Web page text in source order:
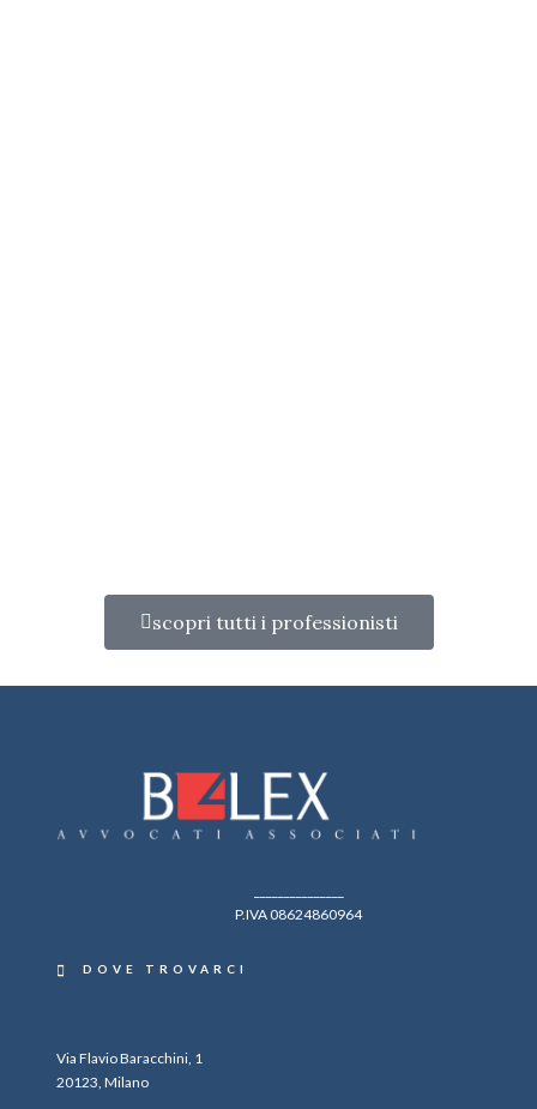
scopri tutti i professionisti
P.IVA 08624860964
DOVE TROVARCI
Via Flavio Baracchini, 1
20123, Milano